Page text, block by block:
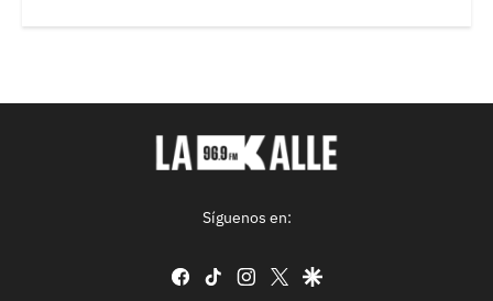
Síguenos en:
facebook
tiktok instagram
twittergoogle